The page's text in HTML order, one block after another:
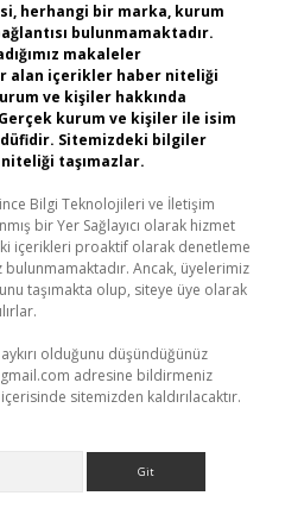
herhangi bir marka, kurum
bulunmamaktadır.
makaleler
alan içerikler haber niteliği
ve kişiler hakkında
kurum ve kişiler ile isim
Sitemizdeki bilgiler
taşımazlar.
Bilgi Teknolojileri ve İletişim
bir Yer Sağlayıcı olarak hizmet
içerikleri proaktif olarak denetleme
Ancak, üyelerimiz
taşımakta olup, siteye üye olarak
olduğunu düşündüğünüz
adresine bildirmeniz
sitemizden kaldırılacaktır.